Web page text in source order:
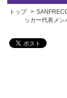
トップ
ッカー代表メ